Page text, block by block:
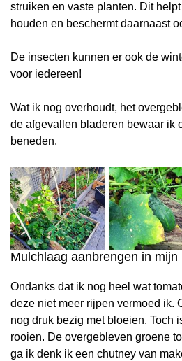
struiken en vaste planten. Dit
houden en beschermt daarnaast
De insecten kunnen er ook de
voor iedereen!
Wat ik nog overhoudt, het
de afgevallen bladeren bewaar ik
beneden.
Mulchlaag aanbrengen in mijn
Ondanks dat ik nog heel wat
deze niet meer rijpen vermoed ik.
nog druk bezig met bloeien. Toch
rooien. De overgebleven groene
ga ik denk ik een chutney van